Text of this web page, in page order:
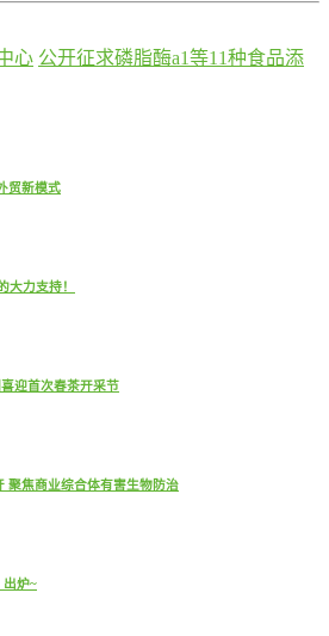
心 公开征求磷脂酶a1等11种食品添
贸新模式
大力支持！
迎首次春茶开采节
聚焦商业综合体有害生物防治
出炉~